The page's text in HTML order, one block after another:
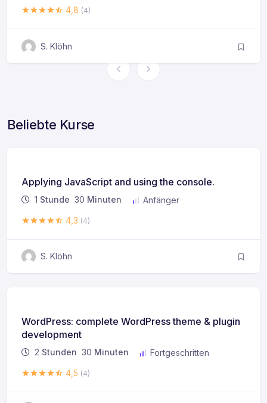
4,8 (4)
S. Klöhn
Beliebte Kurse
Applying JavaScript and using the console.
1 Stunde 30 Minuten
Anfänger
4,3 (4)
S. Klöhn
WordPress: complete WordPress theme & plugin
development
2 Stunden 30 Minuten
Fortgeschritten
4,5 (4)